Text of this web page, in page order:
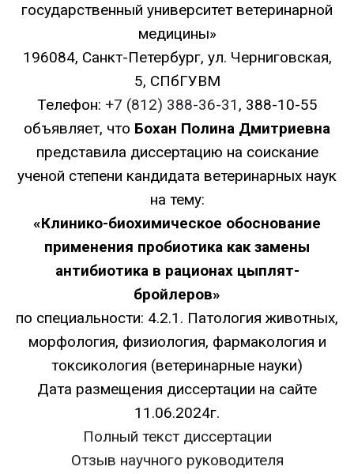
государственный университет ветеринарной
медицины»
196084, Санкт-Петербург, ул. Черниговская,
5, СПбГУВМ
Телефон: +7 (812) 388-36-31 , 388-10-55
объявляет, что Бохан Полина Дмитриевна
представила диссертацию на соискание
ученой степени кандидата ветеринарных наук
на тему:
«Клинико-биохимическое обоснование
применения пробиотика как замены
антибиотика в рационах цыплят-
бройлеров»
по специальности: 4.2.1. Патология животных,
морфология, физиология, фармакология и
токсикология (ветеринарные науки)
Дата размещения диссертации на сайте
11.06.2024г.
Полный текст диссертации
Отзыв научного руководителя